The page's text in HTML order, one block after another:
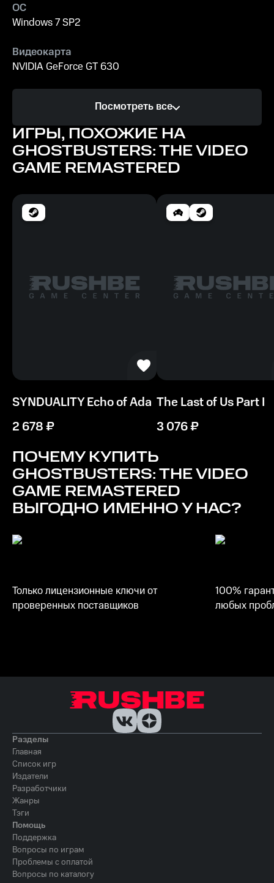
ОС
Windows 7 SP2
Видеокарта
NVIDIA GeForce GT 630
Память
4 Гб
Посмотреть все
ИГРЫ, ПОХОЖИЕ НА
GHOSTBUSTERS: THE VIDEO
GAME REMASTERED
SYNDUALITY Echo of Ada
2 678₽
The Last of Us Part I
3 076₽
ПОЧЕМУ КУПИТЬ
GHOSTBUSTERS: THE VIDEO
GAME REMASTERED
ВЫГОДНО ИМЕННО У НАС?
Только лицензионные ключи от
проверенных поставщиков
100%
любых
Разделы
Главная
Список игр
Издатели
Разработчики
Жанры
Тэги
Помощь
Поддержка
Вопросы по играм
Проблемы с оплатой
Вопросы по каталогу